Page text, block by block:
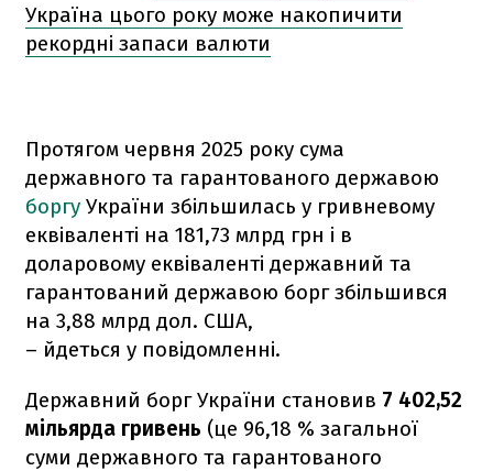
Україна цього року може накопичити
рекордні запаси валюти
Протягом червня 2025 року сума
державного та гарантованого державою
боргу України збільшилась у гривневому
еквіваленті на 181,73 млрд грн і в
доларовому еквіваленті державний та
гарантований державою борг збільшився
на 3,88 млрд дол. США,
– йдеться у повідомленні.
Державний борг України становив 7 402,52
мільярда гривень (це 96,18 % загальної
суми державного та гарантованого